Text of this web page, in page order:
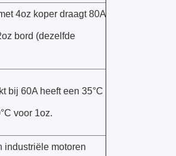
4oz koper draagt 80A
bord (dezelfde
bij 60A heeft een 35°C
voor 1oz.
industriële motoren